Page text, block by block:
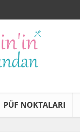
PÜF NOKTALARI